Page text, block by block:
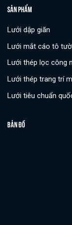
SẢN PHẨM
Lưới dập giãn
Lưới mắt cáo tô
Lưới thép lọc công
Lưới thép trang trí
Lưới tiêu chuẩn
BẢN ĐỒ